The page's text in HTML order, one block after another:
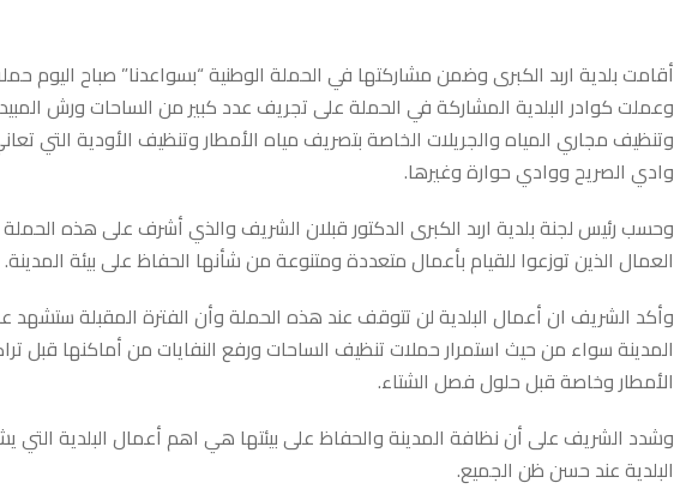
أقامت بلدية اربد الكبرى وضمن مشاركتها في الحملة الوطنية “بسواعدنا” صباح اليوم
وعملت كوادر البلدية المشاركة في الحملة على تجريف عدد كبير من الساحات ورش
وتنظيف مجاري المياه والجريلات الخاصة بتصريف مياه الأمطار وتنظيف الأودية التي
وادي الصريح ووادي حوارة وغيرها.
العمال الذين توزعوا للقيام بأعمال متعددة ومتنوعة من شأنها الحفاظ على بيئة المدينة.
وأكد الشريف ان أعمال البلدية لن تتوقف عند هذه الحملة وأن الفترة المقبلة
المدينة سواء من حيث استمرار حملات تنظيف الساحات ورفع النفايات من أماكنها قبل
الأمطار وخاصة قبل حلول فصل الشتاء.
وشدد الشريف على أن نظافة المدينة والحفاظ على بيئتها هي اهم أعمال البلدية التي
البلدية عند حسن ظن الجميع.